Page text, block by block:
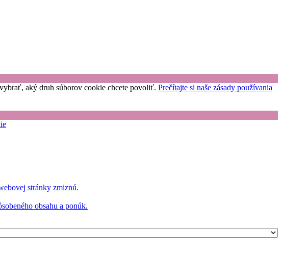
aký druh súborov cookie chcete povoliť. Prečítajte si naše zásady používania
stránky zmiznú.
obsahu a ponúk.